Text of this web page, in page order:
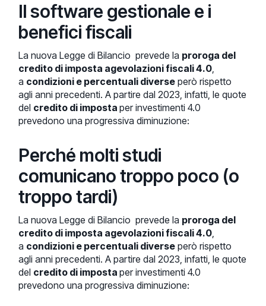
Il software gestionale e i
benefici fiscali
La nuova Legge di Bilancio prevede la proroga del
credito di imposta agevolazioni fiscali 4.0,
a condizioni e percentuali diverse però rispetto
agli anni precedenti. A partire dal 2023, infatti, le quote
del credito di impostaper investimenti 4.0
prevedono una progressiva diminuzione:
Perché molti studi
comunicano troppo poco (o
troppo tardi)
La nuova Legge di Bilancio prevede la proroga del
credito di imposta agevolazioni fiscali 4.0,
a condizioni e percentuali diverse però rispetto
agli anni precedenti. A partire dal 2023, infatti, le quote
del credito di impostaper investimenti 4.0
prevedono una progressiva diminuzione: